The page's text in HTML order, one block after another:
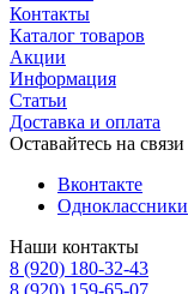
Контакты
Каталог товаров
Акции
Информация
Статьи
Доставка и оплата
Оставайтесь на связи
Вконтакте
Одноклассники
Наши контакты
8 (920) 180-32-43
8 (920) 159-65-07